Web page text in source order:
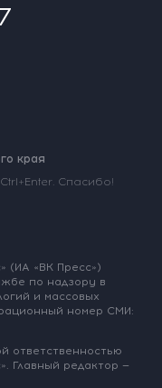
края
Спасибо!
(ИА «ВК Пресс»)
по надзору в
и массовых
номер СМИ:
ответственностью
Главный редактор —